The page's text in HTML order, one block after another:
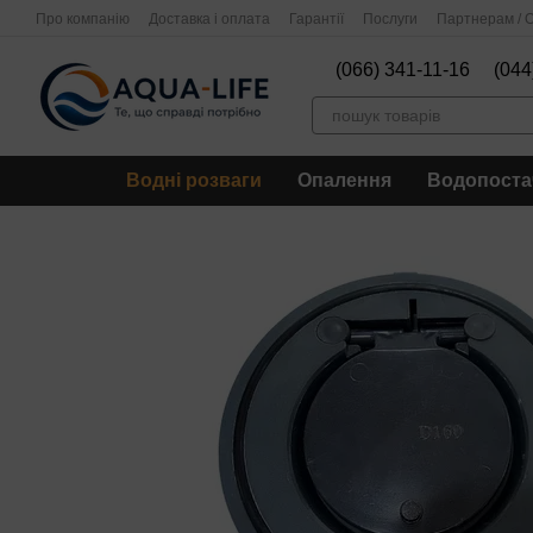
Перейти до основного контенту
Про компанію Доставка і оплата Гарантії Послуги Партнерам /
(066) 341-11-16
Водні розваги Опалення